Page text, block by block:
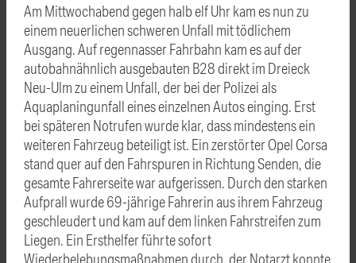
Am Mittwochabend gegen halb elf Uhr kam es nun zu
einem neuerlichen schweren Unfall mit tödlichem
Ausgang. Auf regennasser Fahrbahn kam es auf der
autobahnähnlich ausgebauten B28 direkt im Dreieck
Neu-Ulm zu einem Unfall, der bei der Polizei als
Aquaplaningunfall eines einzelnen Autos einging. Erst
bei späteren Notrufen wurde klar, dass mindestens ein
weiteren Fahrzeug beteiligt ist. Ein zerstörter Opel Corsa
stand quer auf den Fahrspuren in Richtung Senden, die
gesamte Fahrerseite war aufgerissen. Durch den starken
Aufprall wurde 69-jährige Fahrerin aus ihrem Fahrzeug
geschleudert und kam auf dem linken Fahrstreifen zum
Liegen. Ein Ersthelfer führte sofort
Wiederbelebungsmaßnahmen durch, der Notarzt konnte